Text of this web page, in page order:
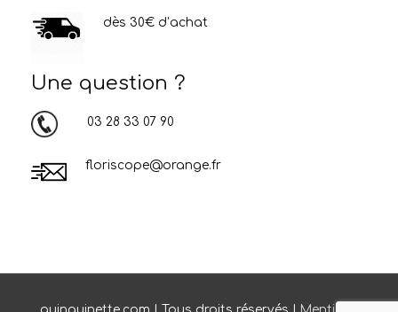
dès 30€ d’achat
Une question ?
03 28 33 07 90
floriscope@orange.fr